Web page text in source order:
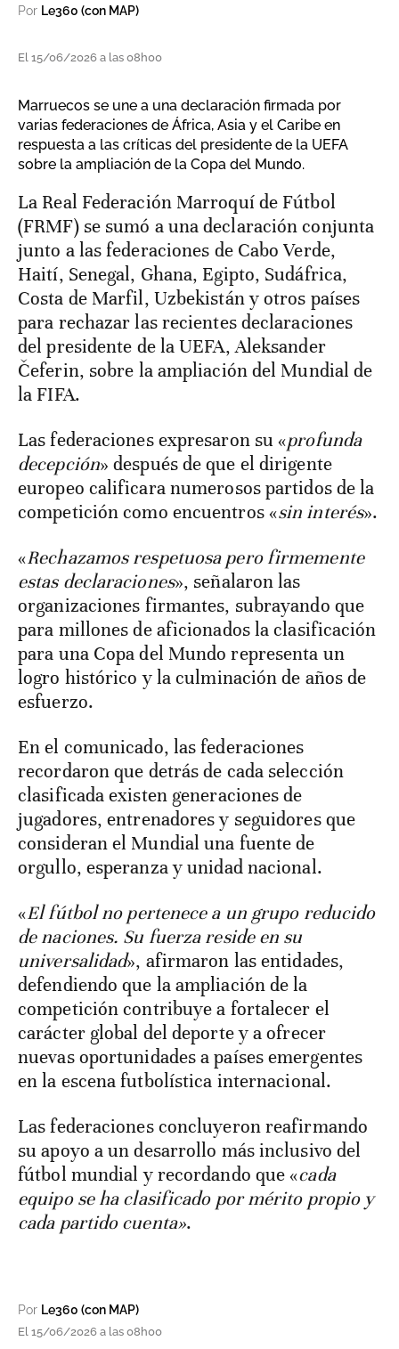
Por Le360 (con MAP)
El 15/06/2026 a las 08h00
Marruecos se une a una declaración firmada por
varias federaciones de África, Asia y el Caribe en
respuesta a las críticas del presidente de la UEFA
sobre la ampliación de la Copa del Mundo.
La Real Federación Marroquí de Fútbol
(FRMF) se sumó a una declaración conjunta
junto a las federaciones de Cabo Verde,
Haití, Senegal, Ghana, Egipto, Sudáfrica,
Costa de Marfil, Uzbekistán y otros países
para rechazar las recientes declaraciones
del presidente de la UEFA, Aleksander
Čeferin, sobre la ampliación del Mundial de
la FIFA.
Las federaciones expresaron su «profunda
decepción» después de que el dirigente
europeo calificara numerosos partidos de la
competición como encuentros «sin interés».
«Rechazamos respetuosa pero firmemente
estas declaraciones», señalaron las
organizaciones firmantes, subrayando que
para millones de aficionados la clasificación
para una Copa del Mundo representa un
logro histórico y la culminación de años de
esfuerzo.
En el comunicado, las federaciones
recordaron que detrás de cada selección
clasificada existen generaciones de
jugadores, entrenadores y seguidores que
consideran el Mundial una fuente de
orgullo, esperanza y unidad nacional.
«El fútbol no pertenece a un grupo reducido
de naciones. Su fuerza reside en su
universalidad», afirmaron las entidades,
defendiendo que la ampliación de la
competición contribuye a fortalecer el
carácter global del deporte y a ofrecer
nuevas oportunidades a países emergentes
en la escena futbolística internacional.
Las federaciones concluyeron reafirmando
su apoyo a un desarrollo más inclusivo del
fútbol mundial y recordando que «cada
equipo se ha clasificado por mérito propio y
cada partido cuenta».
Por Le360 (con MAP)
El 15/06/2026 a las 08h00